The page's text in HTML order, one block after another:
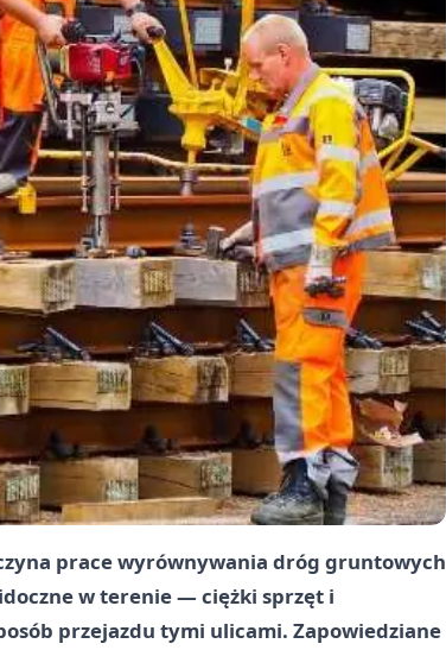
prace wyrównywania dróg gruntowych
w terenie — ciężki sprzęt i
przejazdu tymi ulicami. Zapowiedziane